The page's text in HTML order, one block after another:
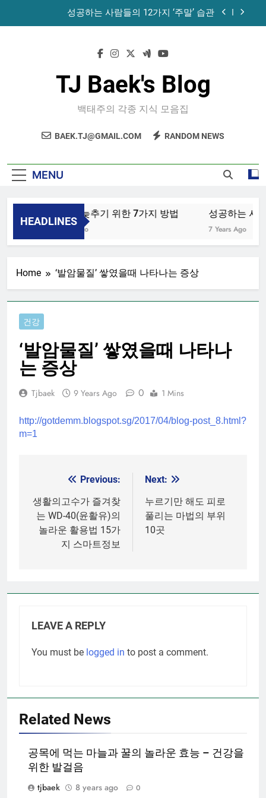
성공하는 사람들의 12가지 ‘주말’ 습관
노화를 늦추기 위한 7가지 방법
성공하는 사람들의 12가지 ‘주말’ 습관
공목에 먹는 마늘과 꿀의 놀라운 효능 – 건강을 위
TJ Baek's Blog
백태주의 각종 지식 모음집
BAEK.TJ@GMAIL.COM RANDOM NEWS
MENU
HEADLINES
노화를 늦추기 위한 7가지 방법
4 Years Ago
성공하는 사
7 Years Ago
Home ‘발암물질’ 쌓였을때 나타나는 증상
건강
‘발암물질’ 쌓였을때 나타나
는 증상
Tjbaek 9 Years Ago 0 1 Mins
http://gotdemm.blogspot.sg/2017/04/blog-post_8.html?
m=1
navigation
Previous:
생활의고수가 즐겨찾
는 WD-40(윤활유)의
놀라운 활용법 15가
지 스마트정보
Next:
누르기만 해도 피로
풀리는 마법의 부위
10곳
LEAVE A REPLY
You must be logged in to post a comment.
Related News
공목에 먹는 마늘과 꿀의 놀라운 효능 – 건강을
위한 발걸음
tjbaek
8 years ago 0